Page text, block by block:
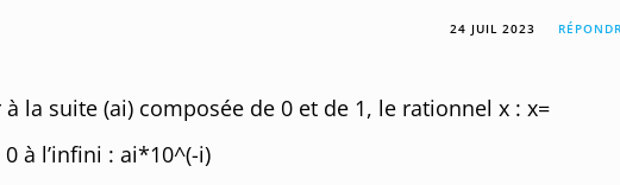
24 JUIL 2023
la suite (ai) composée de 0 et de 1, le rationnel x : x=
à l’infini : ai*10^(-i)